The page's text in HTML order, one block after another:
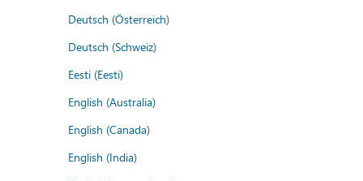
Deutsch (Österreich)
Deutsch (Schweiz)
Eesti (Eesti)
English (Australia)
English (Canada)
English (India)